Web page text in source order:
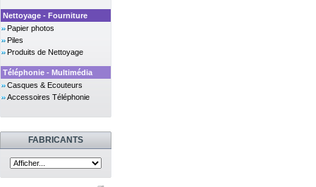
Nettoyage - Fourniture
Papier photos
Piles
Produits de Nettoyage
Téléphonie - Multimédia
Casques & Ecouteurs
Accessoires Téléphonie
FABRICANTS